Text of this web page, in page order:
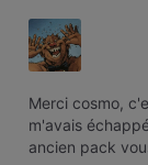
Merci cosmo,
m'avais
ancien pack